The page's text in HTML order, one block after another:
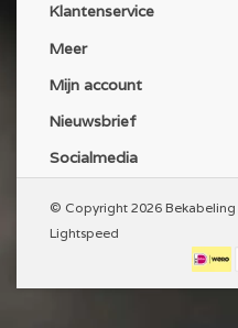
Klantenservice
Meer
Mijn account
Nieuwsbrief
Socialmedia
© Copyright 2026
Lightspeed